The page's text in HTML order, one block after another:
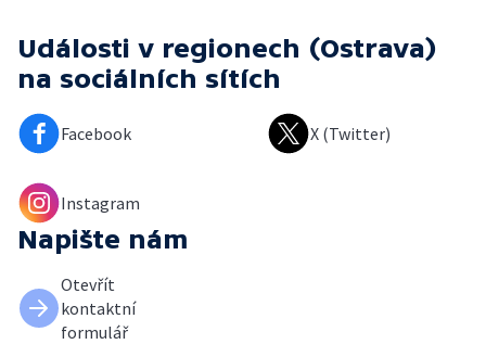
Události v regionech (Ostrava)
na sociálních sítích
Facebook X (Twitter)
Instagram
Napište nám
Otevřít
kontaktní
formulář